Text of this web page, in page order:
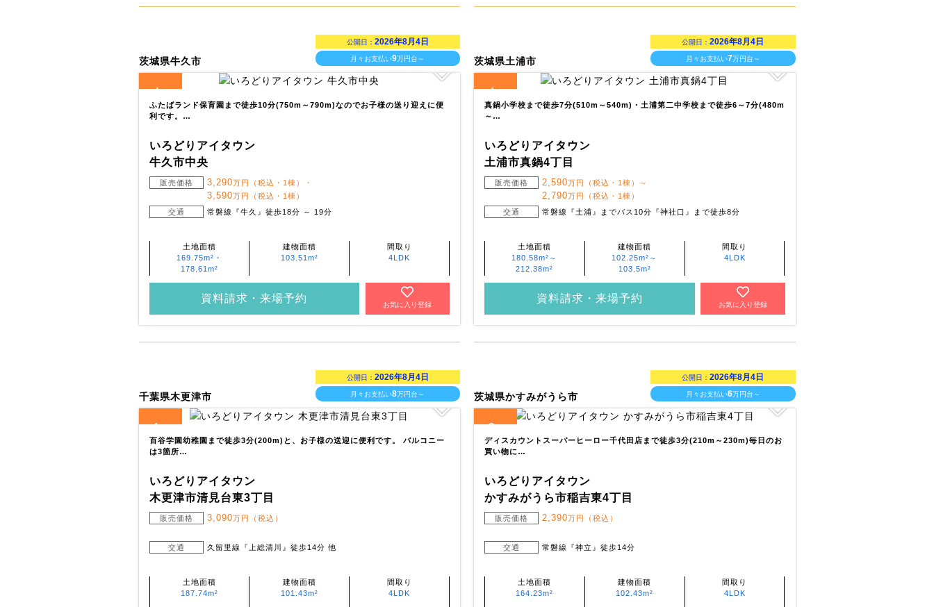
茨城県牛久市
公開日： 2026年8月4日
月々お支払い9万円台～
4
ふたばランド保育園まで徒歩10分(750m～790m)なのでお子様の送り迎えに便
利です。…
いろどりアイタウン
牛久市中央
販売価格 3,290万円（税込・1棟）・
3,590万円（税込・1棟）
交通
常磐線『牛久』徒歩18分 ～ 19分
土地面積
169.75m²・
178.61m²
建物面積
103.51m²
間取り
4LDK
資料請求・来場予約
お気に入り登録
茨城県土浦市
公開日：2026年8月4日
月々お支払い7万円台～
4
真鍋小学校まで徒歩7分(510m～540m)・土浦第二中学校まで徒歩6～7分(480m
～…
いろどりアイタウン
土浦市真鍋4丁目
販売価格 2,590万円（税込・1棟）～
2,790万円（税込・1棟）
交通
常磐線『土浦』までバス10分『神社口』まで徒歩8分
土地面積
180.58m²～
212.38m²
建物面積
102.25m²～
103.5m²
間取り
4LDK
資料請求・来場予約
お気に入り登録
千葉県木更津市
公開日： 2026年8月4日
月々お支払い8万円台～
1
百谷学園幼稚園まで徒歩3分(200m)と、お子様の送迎に便利です。 バルコニー
は3箇所…
いろどりアイタウン
木更津市清見台東3丁目
販売価格 3,090万円（税込）
交通 久留里線『上総清川』徒歩14分 他
土地面積
187.74m²
建物面積
101.43m²
間取り
4LDK
茨城県かすみがうら市
公開日：2026年8月4日
月々お支払い6万円台～
2
ディスカウントスーパーヒーロー千代田店まで徒歩3分(210m～230m)毎日のお
買い物に…
いろどりアイタウン
かすみがうら市稲吉東4丁目
販売価格 2,390万円（税込）
交通 常磐線『神立』徒歩14分
土地面積
164.23m²
建物面積
102.43m²
間取り
4LDK